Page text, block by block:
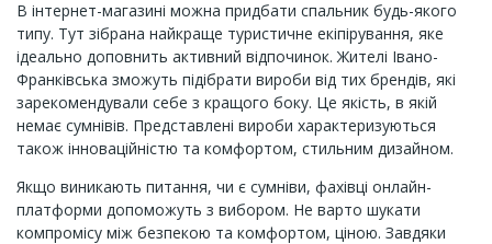
В інтернет-магазині можна придбати спальник будь-якого
типу. Тут зібрана найкраще туристичне екіпірування, яке
ідеально доповнить активний відпочинок. Жителі Івано-
Франківська зможуть підібрати вироби від тих брендів, які
зарекомендували себе з кращого боку. Це якість, в якій
немає сумнівів. Представлені вироби характеризуються
також інноваційністю та комфортом, стильним дизайном.
Якщо виникають питання, чи є сумніви, фахівці онлайн-
платформи допоможуть з вибором. Не варто шукати
компромісу між безпекою та комфортом, ціною. Завдяки